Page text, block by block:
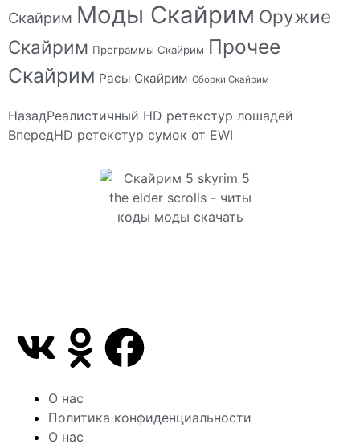
Скайрим Моды Скайрим Оружие
Скайрим Программы Скайрим Прочее
Скайрим Расы Скайрим Сборки Скайрим
НазадРеалистичный HD ретекстур лошадей
ВпередHD ретекстур сумок от EWI
О нас
Политика конфиденциальности
О нас